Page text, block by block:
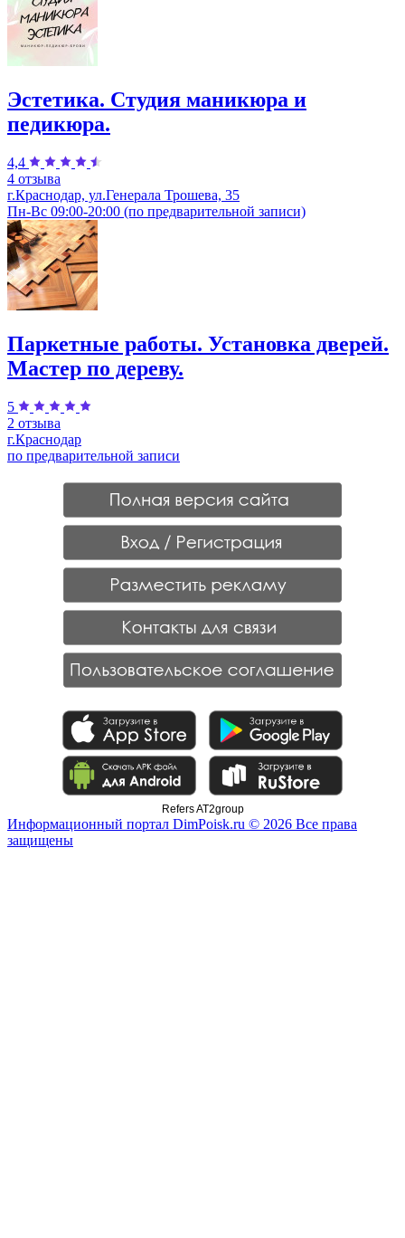
Эстетика. Студия маникюра и
педикюра.
4,4
4 отзыва
г.Краснодар, ул.Генерала Трошева, 35
Пн-Вс 09:00-20:00 (по предварительной записи)
Паркетные работы. Установка дверей.
Мастер по дереву.
5
2 отзыва
г.Краснодар
по предварительной записи
Refers AT2group
Информационный портал DimPoisk.ru © 2026 Все права
защищены